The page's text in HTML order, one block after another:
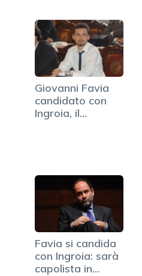
Giovanni Favia
candidato con
Ingroia, il
Favia si candida
con Ingroia: sarà
capolista in…